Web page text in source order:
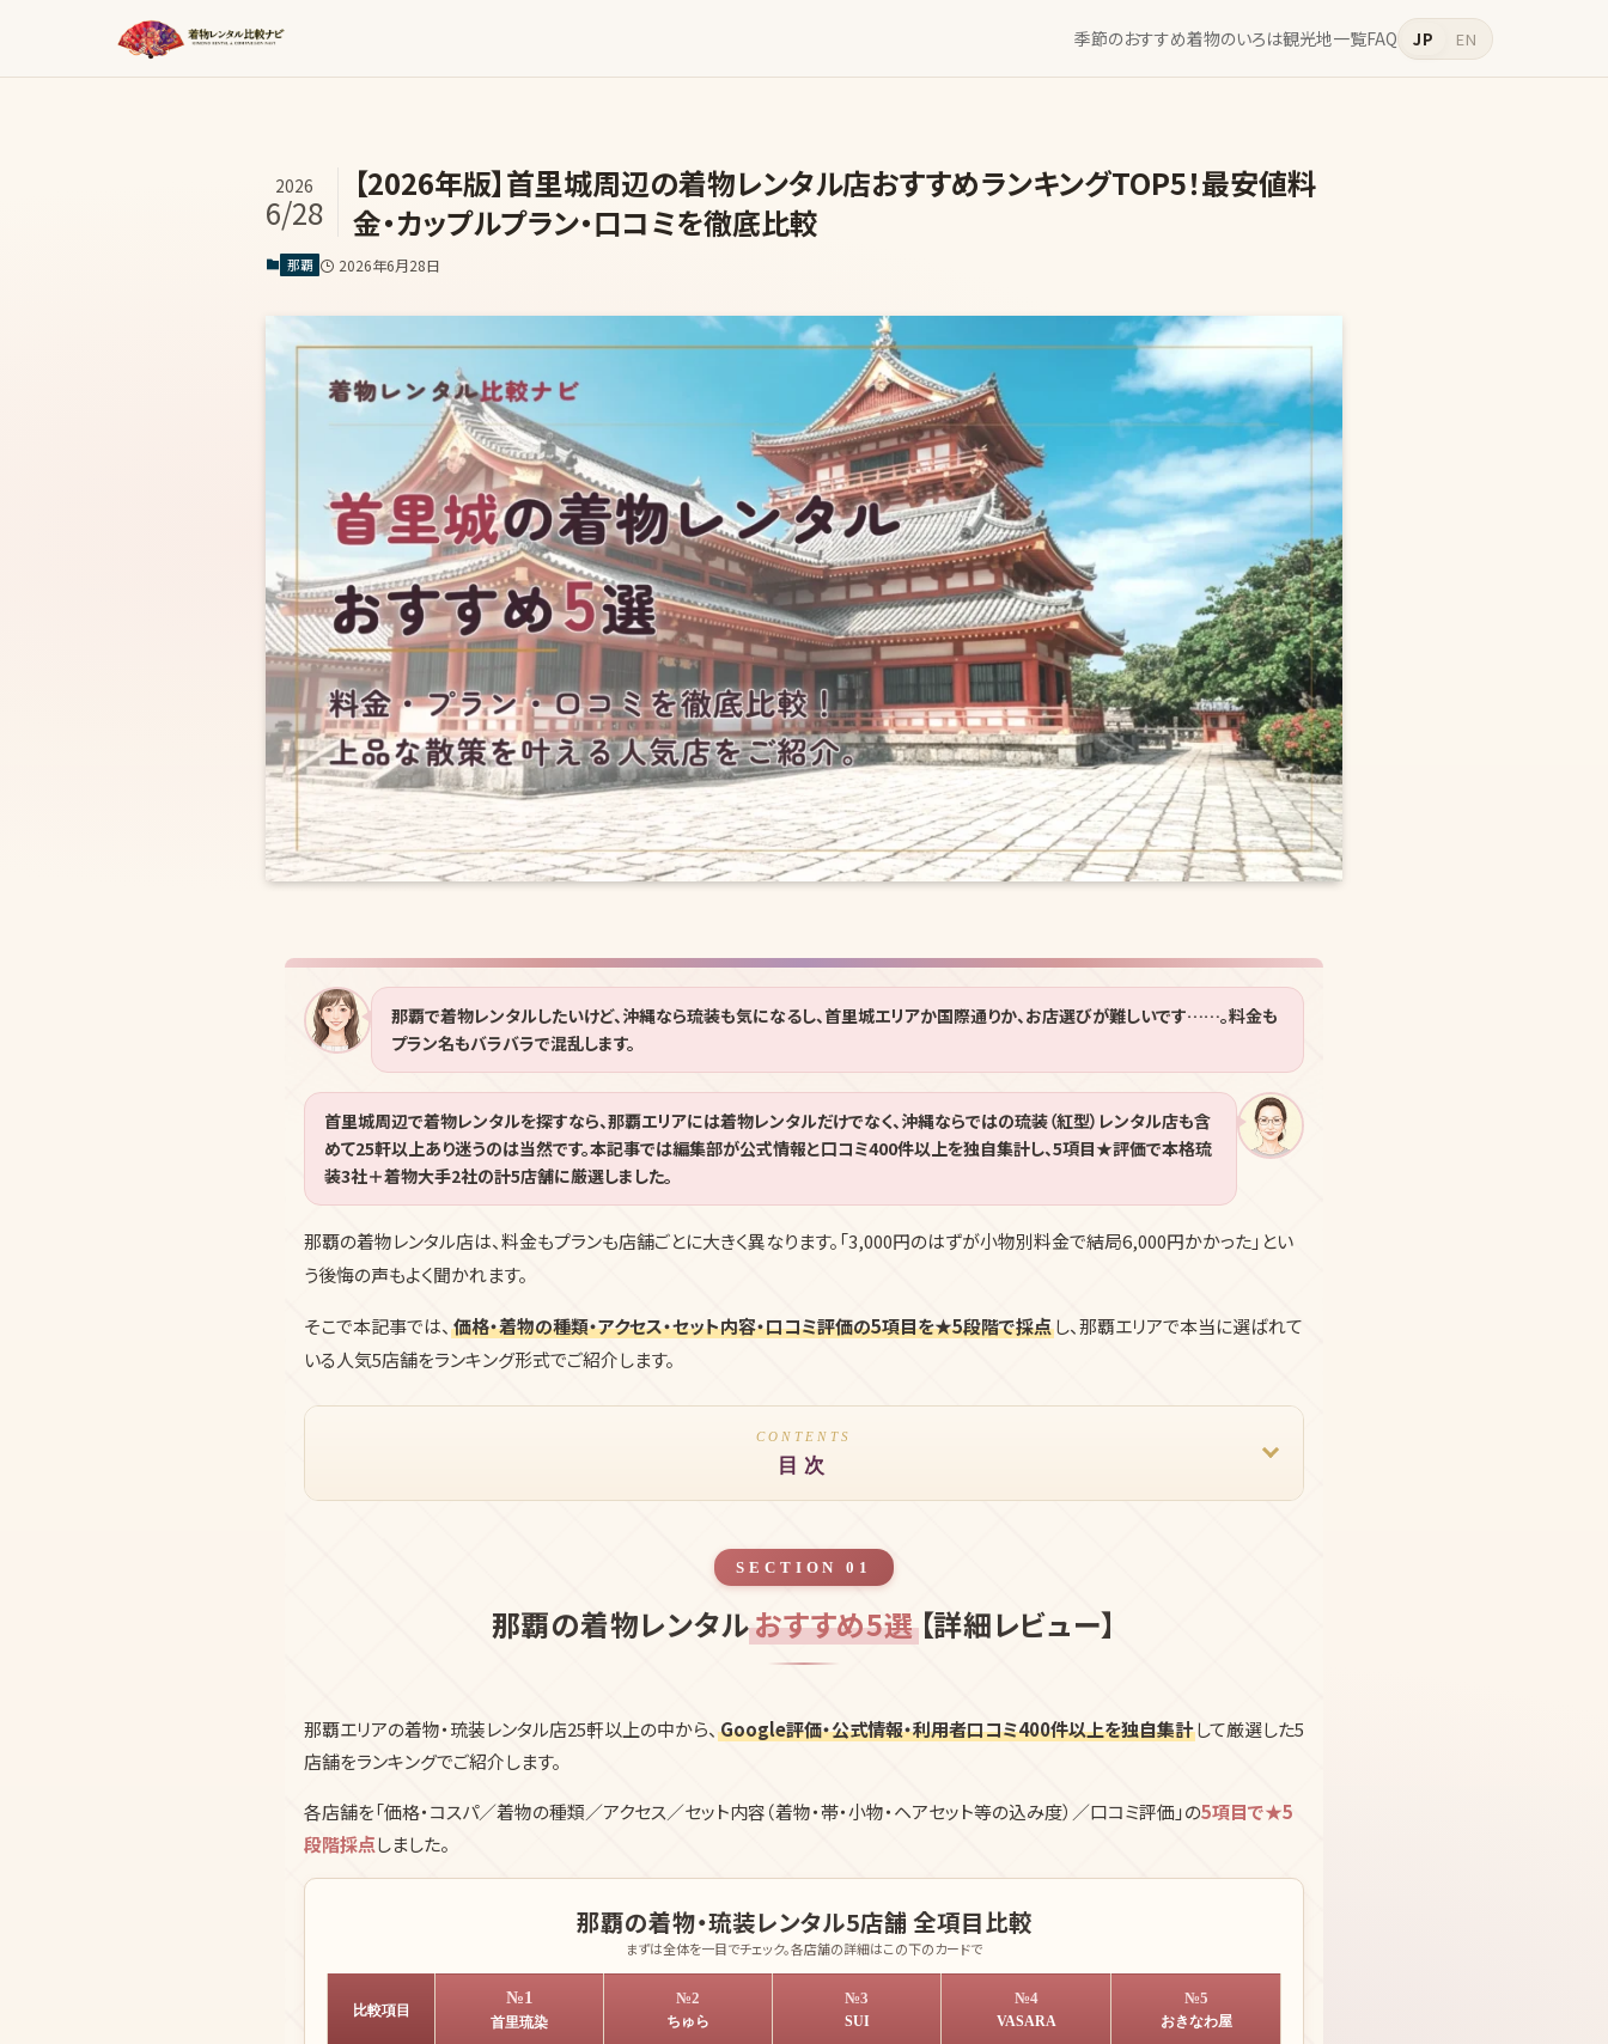
季節のおすすめ着物のいろは観光地一覧FAQ JP EN
【2026年版】首里城周辺の着物レンタル店おすすめランキングTOP5！最安値料
金・カップルプラン・口コミを徹底比較
2026
6/28
那覇 2026年6月28日
那覇で着物レンタルしたいけど、沖縄なら琉装も気になるし、首里城エリアか国際通りか、お店選びが難しいです……。料金も
プラン名もバラバラで混乱します。
首里城周辺で着物レンタルを探すなら、那覇エリアには着物レンタルだけでなく、沖縄ならではの琉装（紅型）レンタル店も含
めて25軒以上あり迷うのは当然です。本記事では編集部が公式情報と口コミ400件以上を独自集計し、5項目★評価で本格琉
装3社＋着物大手2社の計5店舗に厳選しました。
那覇の着物レンタル店は、料金もプランも店舗ごとに大きく異なります。「3,000円のはずが小物別料金で結局6,000円かかった」とい
う後悔の声もよく聞かれます。
そこで本記事では、 価格・着物の種類・アクセス・セット内容・口コミ評価の5項目を★5段階で採点し、那覇エリアで本当に選ばれて
いる人気5店舗をランキング形式でご紹介します。
CONTENTS
目次
SECTION 01
那覇の着物レンタルおすすめ5選【詳細レビュー】
那覇エリアの着物・琉装レンタル店25軒以上の中から、 Google評価・公式情報・利用者口コミ400件以上を独自集計して厳選した5
店舗をランキングでご紹介します。
各店舗を「価格・コスパ／着物の種類／アクセス／セット内容（着物・帯・小物・ヘアセット等の込み度）／口コミ評価」の5項目で★5
段階採点しました。
那覇の着物・琉装レンタル5店舗 全項目比較
まずは全体を一目でチェック。各店舗の詳細はこの下のカードで
比較項目
№1
首里琉染
№2
ちゅら
№3
SUI
№4
VASARA
№5
おきなわ屋